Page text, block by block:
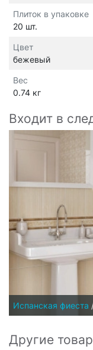
Плиток в упаковке
20 шт.
Цвет
бежевый
Вес
0.74 кг
Входит в
Испанская фиеста
Другие